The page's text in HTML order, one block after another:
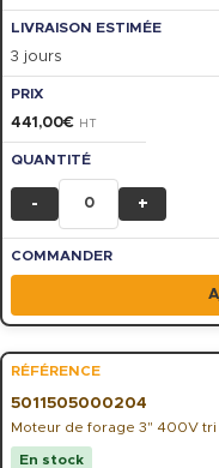
3 jours
441,00€ HT
- +
5011505000204
Moteur de forage 3" 400V tri
En stock